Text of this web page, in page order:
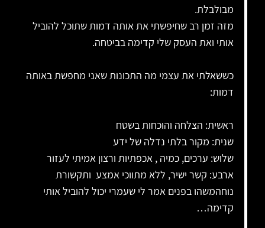
מבולבלת.
מזה זמן רב שחיפשתי את אותה דמות שתוכל להוביל
אותי ואת העסק שלי קדימה בביטחה.
כששאלתי את עצמי מה התכונות שאני מחפשת באותה
דמות:
ראשית: הצלחה והוכחות בשטח
שנית: מקור בלתי נדלה של ידע
שלוש: ערכים, כמיה , אכפתיות ורצון אמיתי לעזור
ארבע: קשר ישיר, ללא מתווכי אמצע ותקשורת
נוחהמשהו בפנים אמר לי שעמרי יכול להוביל אותי
קדימה…